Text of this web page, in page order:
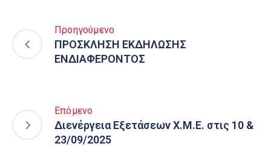
Προηγούμενο
ΠΡΟΣΚΛΗΣΗ ΕΚΔΗΛΩΣΗΣ
ΕΝΔΙΑΦΕΡΟΝΤΟΣ
Επόμενο
Διενέργεια Εξετάσεων Χ.Μ.Ε. στις 10 &
23/09/2025